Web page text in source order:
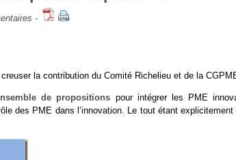
-
la contribution du Comité Richelieu et de la
de propositions pour intégrer les PME
des PME dans l’innovation. Le tout étant